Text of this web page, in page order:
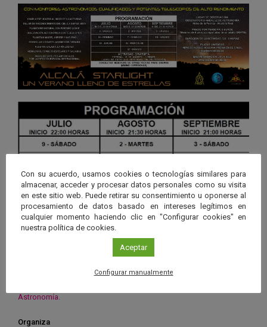
Descargar la programación en PDF
Astronomía
Organiza
Con su acuerdo, usamos cookies o tecnologías similares para
almacenar, acceder y procesar datos personales como su visita
en este sitio web. Puede retirar su consentimiento u oponerse al
procesamiento de datos basado en intereses legítimos en
cualquier momento haciendo clic en "Configurar cookies" en
nuestra política de cookies.
Aceptar
Configurar manualmente